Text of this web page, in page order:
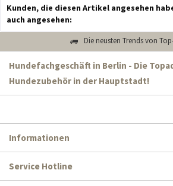
Kunden, die diesen Artikel angesehen
auch angesehen:
Die neusten Trends von
Hundefachgeschäft in Berlin - Die
Hundezubehör in der Hauptstadt!
Informationen
Service Hotline